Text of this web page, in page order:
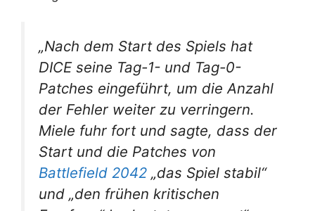
„Nach dem Start des Spiels hat
DICE seine Tag-1- und Tag-0-
Patches eingeführt, um die Anzahl
der Fehler weiter zu verringern.
Miele fuhr fort und sagte, dass der
Start und die Patches von
Battlefield 2042 „das Spiel stabil“
und „den frühen kritischen